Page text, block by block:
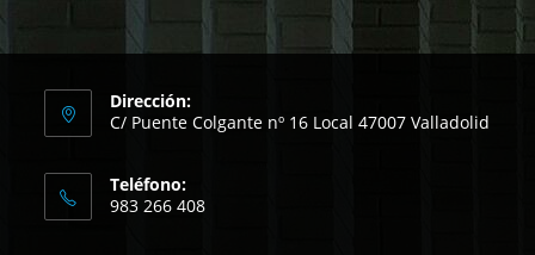
Dirección:
C/ Puente Colgante nº 16 Local 47007 Valladolid
Teléfono:
983 266 408